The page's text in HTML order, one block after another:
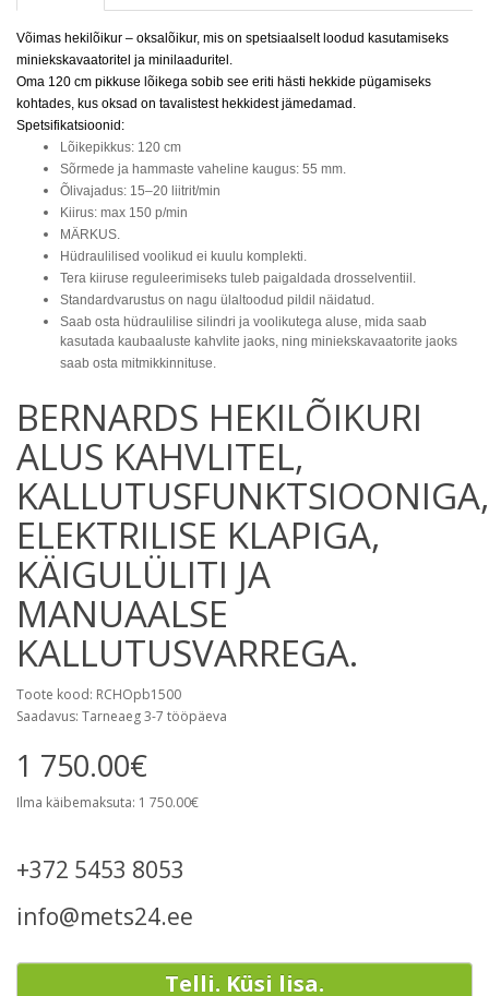
Võimas hekilõikur – oksalõikur, mis on spetsiaalselt loodud kasutamiseks
miniekskavaatoritel ja minilaaduritel.
Oma 120 cm pikkuse lõikega sobib see eriti hästi hekkide pügamiseks
kohtades, kus oksad on tavalistest hekkidest jämedamad.
Spetsifikatsioonid:
Lõikepikkus: 120 cm
Sõrmede ja hammaste vaheline kaugus: 55 mm.
Õlivajadus: 15–20 liitrit/min
Kiirus: max 150 p/min
MÄRKUS.
Hüdraulilised voolikud ei kuulu komplekti.
Tera kiiruse reguleerimiseks tuleb paigaldada drosselventiil.
Standardvarustus on nagu ülaltoodud pildil näidatud.
Saab osta hüdraulilise silindri ja voolikutega aluse, mida saab
kasutada kaubaaluste kahvlite jaoks, ning miniekskavaatorite jaoks
saab osta mitmikkinnituse.
BERNARDS HEKILÕIKURI
ALUS KAHVLITEL,
KALLUTUSFUNKTSIOONIGA,
ELEKTRILISE KLAPIGA,
KÄIGULÜLITI JA
MANUAALSE
KALLUTUSVARREGA.
Toote kood: RCHOpb1500
Saadavus: Tarneaeg 3-7 tööpäeva
1 750.00€
Ilma käibemaksuta: 1 750.00€
+372 5453 8053
info@mets24.ee
Telli. Küsi lisa.